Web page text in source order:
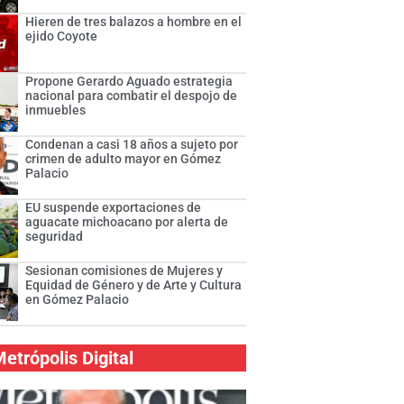
Hieren de tres balazos a hombre en el
ejido Coyote
Propone Gerardo Aguado estrategia
nacional para combatir el despojo de
inmuebles
Condenan a casi 18 años a sujeto por
crimen de adulto mayor en Gómez
Palacio
EU suspende exportaciones de
aguacate michoacano por alerta de
seguridad
Sesionan comisiones de Mujeres y
Equidad de Género y de Arte y Cultura
en Gómez Palacio
Digital